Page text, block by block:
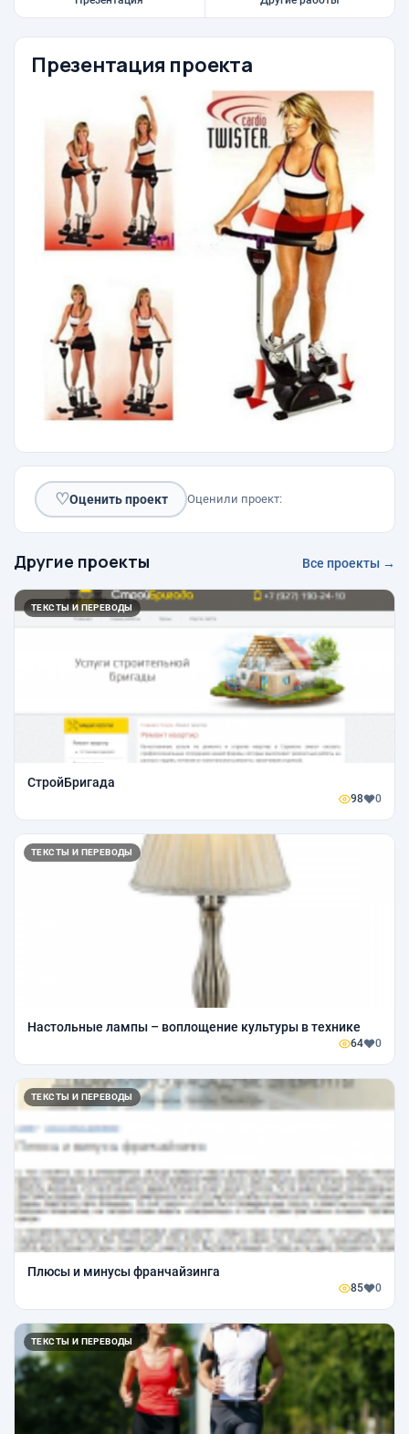
Презентация проекта
♡Оценить проект Оценили проект:
Другие проекты Все проекты →
ТЕКСТЫ И ПЕРЕВОДЫ
СтройБригада
98 0
ТЕКСТЫ И ПЕРЕВОДЫ
Настольные лампы – воплощение культуры в технике
64 0
ТЕКСТЫ И ПЕРЕВОДЫ
Плюсы и минусы франчайзинга
85 0
ТЕКСТЫ И ПЕРЕВОДЫ